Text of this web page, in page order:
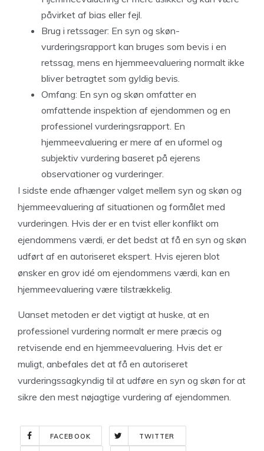
påvirket af bias eller fejl.
Brug i retssager: En syn og skøn-
vurderingsrapport kan bruges som bevis i en
retssag, mens en hjemmeevaluering normalt ikke
bliver betragtet som gyldig bevis.
Omfang: En syn og skøn omfatter en
omfattende inspektion af ejendommen og en
professionel vurderingsrapport. En
hjemmeevaluering er mere af en uformel og
subjektiv vurdering baseret på ejerens
observationer og vurderinger.
I sidste ende afhænger valget mellem syn og skøn og
hjemmeevaluering af situationen og formålet med
vurderingen. Hvis der er en tvist eller konflikt om
ejendommens værdi, er det bedst at få en syn og skøn
udført af en autoriseret ekspert. Hvis ejeren blot
ønsker en grov idé om ejendommens værdi, kan en
hjemmeevaluering være tilstrækkelig.
Uanset metoden er det vigtigt at huske, at en
professionel vurdering normalt er mere præcis og
retvisende end en hjemmeevaluering. Hvis det er
muligt, anbefales det at få en autoriseret
vurderingssagkyndig til at udføre en syn og skøn for at
sikre den mest nøjagtige vurdering af ejendommen.
FACEBOOK TWITTER